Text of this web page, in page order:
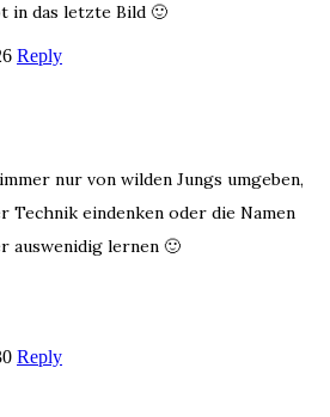
in das letzte Bild 🙂
Reply
nur von wilden Jungs umgeben,
Technik eindenken oder die Namen
auswenidig lernen 🙂
Reply